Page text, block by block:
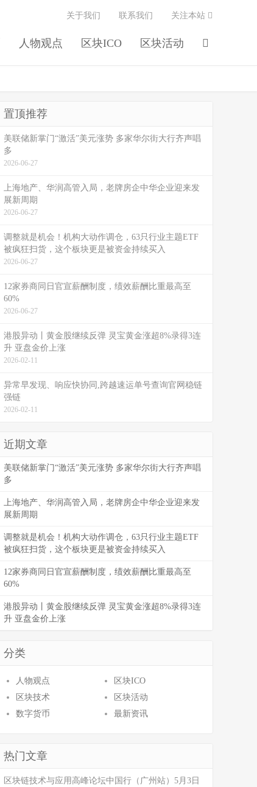
人物观点 区块ICO 区块活动
关于我们 联系我们 关注本站
置顶推荐
美联储新掌门“激活”美元涨势 多家华尔街大行齐声唱
多
2026-06-27
上海地产、华润高管入局，老牌房企中华企业迎来发
展新周期
2026-06-27
调整就是机会！机构大动作调仓，63只行业主题ETF
被疯狂扫货，这个板块更是被资金持续买入
2026-06-27
12家券商同日官宣薪酬制度，绩效薪酬比重最高至
60%
2026-06-27
港股异动丨黄金股继续反弹 灵宝黄金涨超8%录得3连
升 亚盘金价上涨
2026-02-11
异常早发现、响应快协同,跨越速运单号查询官网稳链
强链
2026-02-11
近期文章
美联储新掌门“激活”美元涨势 多家华尔街大行齐声唱
多
上海地产、华润高管入局，老牌房企中华企业迎来发
展新周期
调整就是机会！机构大动作调仓，63只行业主题ETF
被疯狂扫货，这个板块更是被资金持续买入
12家券商同日官宣薪酬制度，绩效薪酬比重最高至
60%
港股异动丨黄金股继续反弹 灵宝黄金涨超8%录得3连
升 亚盘金价上涨
分类
人物观点
区块ICO
区块技术
区块活动
数字货币
最新资讯
热门文章
区块链技术与应用高峰论坛中国行（广州站）5月3日